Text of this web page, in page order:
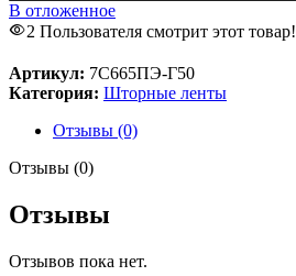
В отложенное
2 Пользователя смотрит этот товар!
Артикул: 7С665ПЭ-Г50
Категория: Шторные ленты
Отзывы (0)
Отзывы (0)
Отзывы
Отзывов пока нет.